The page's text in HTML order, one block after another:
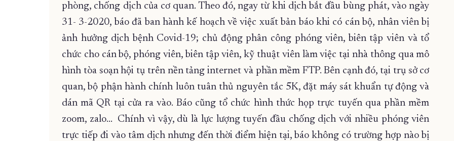
phòng, chống dịch của cơ quan. Theo đó, ngay từ khi dịch bắt đầu bùng phát, vào ngày
31- 3-2020, báo đã ban hành kế hoạch về việc xuất bản báo khi có cán bộ, nhân viên bị
ảnh hưởng dịch bệnh Covid-19; chủ động phân công phóng viên, biên tập viên và tổ
chức cho cán bộ, phóng viên, biên tập viên, kỹ thuật viên làm việc tại nhà thông qua mô
hình tòa soạn hội tụ trên nền tảng internet và phần mềm FTP. Bên cạnh đó, tại trụ sở cơ
quan, bộ phận hành chính luôn tuân thủ nguyên tắc 5K, đặt máy sát khuẩn tự động và
dán mã QR tại cửa ra vào. Báo cũng tổ chức hình thức họp trực tuyến qua phần mềm
zoom, zalo… Chính vì vậy, dù là lực lượng tuyến đầu chống dịch với nhiều phóng viên
trực tiếp đi vào tâm dịch nhưng đến thời điểm hiện tại, báo không có trường hợp nào bị